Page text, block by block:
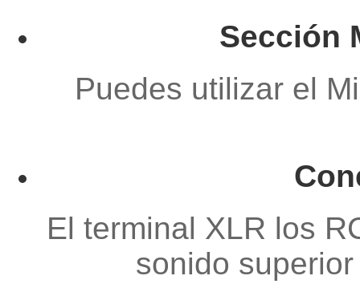
Sección
Puedes utilizar el
El terminal XLR los
sonido